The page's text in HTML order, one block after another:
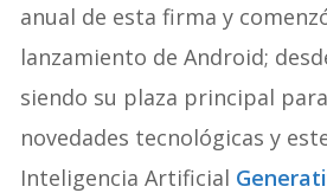
anual de esta firma y
lanzamiento de Android;
siendo su plaza principal
novedades tecnológicas y
Inteligencia Artificial